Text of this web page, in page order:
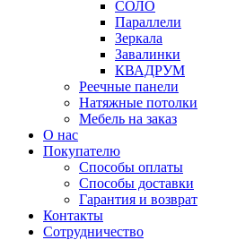
СОЛО
Параллели
Зеркала
Завалинки
КВАДРУМ
Реечные панели
Натяжные потолки
Мебель на заказ
О нас
Покупателю
Способы оплаты
Способы доставки
Гарантия и возврат
Контакты
Сотрудничество